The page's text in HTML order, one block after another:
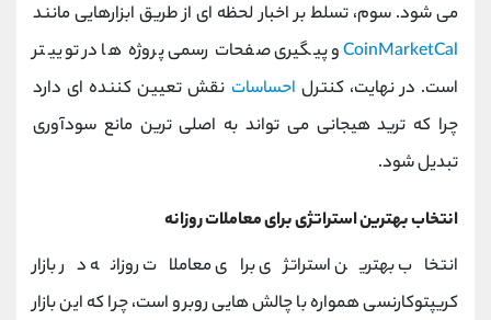
می ‌شود. سوم، تسلط بر اخبار لحظه ‌ای از طریق ابزارهایی مانند
CoinMarketCalو پیگیری صفحات رسمی پروژه ‌ها در توییتر
است. در نهایت، کنترل احساسات نقش تعیین کننده ‌ای دارد
چرا که ترید هیجانی می‌ تواند به اصلی ‌ترین مانع سودآوری
تبدیل شود.
انتخاب بهترین استراتژی برای معاملات روزانه
انتخاب بهترین استراتژی برای معاملات روزانه در بازار
کریپتوکارنسی همواره با چالش ‌هایی روبرو است، چرا که این بازار